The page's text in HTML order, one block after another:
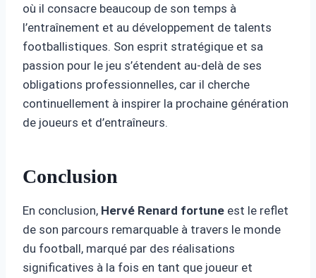
où il consacre beaucoup de son temps à
l’entraînement et au développement de talents
footballistiques. Son esprit stratégique et sa
passion pour le jeu s’étendent au-delà de ses
obligations professionnelles, car il cherche
continuellement à inspirer la prochaine génération
de joueurs et d’entraîneurs.
Conclusion
En conclusion, Hervé Renard fortune est le reflet
de son parcours remarquable à travers le monde
du football, marqué par des réalisations
significatives à la fois en tant que joueur et